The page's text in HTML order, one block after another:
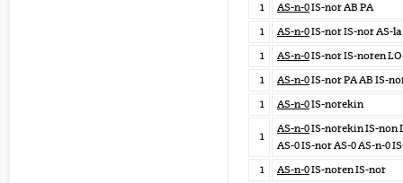
1
AS-n-0IS-nor AB PA
1
AS-n-0IS-nor IS-nor AS-la
1
AS-n-0IS-nor IS-noren
1
AS-n-0IS-nor PA AB IS-
1
AS-n-0IS-norekin
1
AS-n-0IS-norekin IS-non
AS-0 IS-nor AS-0 AS-n-0
1
AS-n-0IS-noren IS-nor